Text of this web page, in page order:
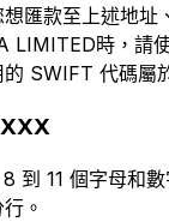
匯款至上述地址
LIMITED時，請
的 SWIFT 代碼屬
到 11 個字母和
。